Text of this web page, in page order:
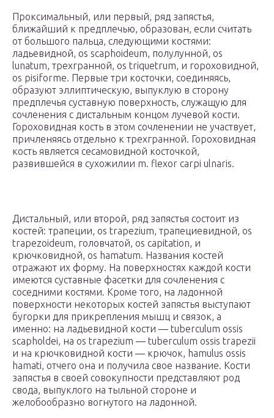
Проксимальный, или первый, ряд запястья,
ближайший к предплечью, образован, если считать
от большого пальца, следующими костями:
ладьевидной, os scaphoideum, полулунной, os
lunatum, трехгранной, os triquetrum, и гороховидной,
os pisiforme. Первые три косточки, соединяясь,
образуют эллиптическую, выпуклую в сторону
предплечья суставную поверхность, служащую для
сочленения с дистальным концом лучевой кости.
Гороховидная кость в этом сочленении не участвует,
причленяясь отдельно к трехгранной. Гороховидная
кость является сесамовидной косточкой,
развившейся в сухожилии m. flexor carpi ulnaris.
Дистальный, или второй, ряд запястья состоит из
костей: трапеции, os trapezium, трапециевидной, os
trapezoideum, головчатой, os capitation, и
крючковидной, os hamatum. Названия костей
отражают их форму. На поверхностях каждой кости
имеются суставные фасетки для сочленения с
соседними костями. Кроме того, на ладонной
поверхности некоторых костей запястья выступают
бугорки для прикрепления мышц и связок, а
именно: на ладьевидной кости — tuberculum ossis
scapholdei, на os trapezium — tuberculum ossis trapezii
и на крючковидной кости — крючок, hamulus ossis
hamati, отчего она и получила свое название. Кости
запястья в своей совокупности представляют род
свода, выпуклого на тыльной стороне и
желобообразно вогнутого на ладонной.